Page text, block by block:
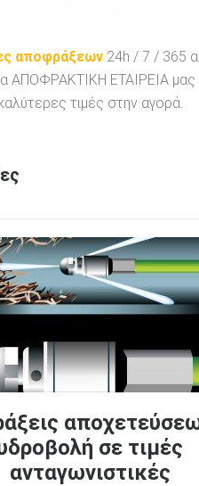
αποφράξεων 24h / 7 / 365
ΑΠΟΦΡΑΚΤΙΚΗ ΕΤΑΙΡΕΙΑ μας
τιμές στην αγορά.
σε τιμές
ανταγωνιστικές